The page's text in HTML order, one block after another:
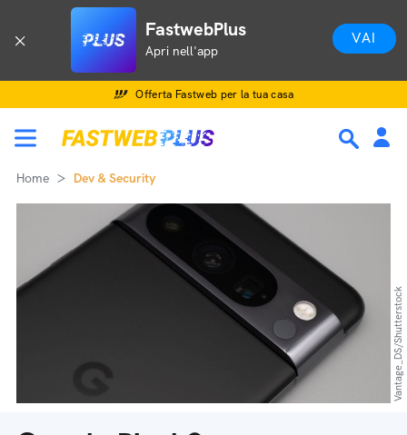
FastwebPlus
Apri nell'app
VAI
Offerta Fastweb per la tua casa
Home Dev & Security
Vantage_DS/Shutterstock